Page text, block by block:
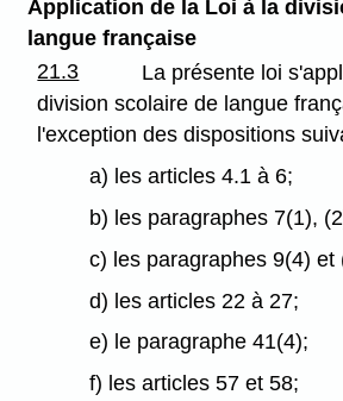
Application de la Loi à la
langue française
21.3
La présente loi
division scolaire de langue
l'exception des dispositions
a) les articles 4.1 à 6;
b) les paragraphes 7(1),
c) les paragraphes 9(4) et
d) les articles 22 à 27;
e) le paragraphe 41(4);
f) les articles 57 et 58;